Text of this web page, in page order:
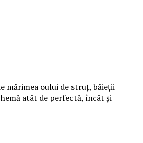
mărimea oului de struț, băieții
atât de perfectă, încât și